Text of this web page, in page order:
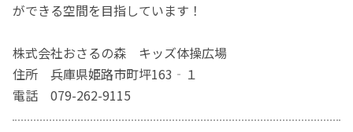
ができる空間を目指しています！
株式会社おさるの森 キッズ体操広場
住所 兵庫県姫路市町坪163‐１
電話 079-262-9115